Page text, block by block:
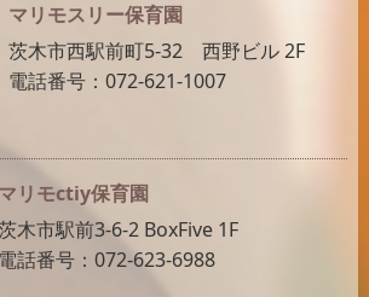
マリモスリー保育園
茨木市西駅前町5-32 西野ビル 2F
電話番号：072-621-1007
マリモctiy保育園
木市駅前3-6-2 BoxFive 1F
電話番号：072-623-6988